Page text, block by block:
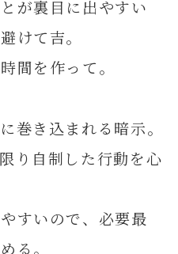
が裏目に出やすい
けて吉。
間を作って。
巻き込まれる暗示。
り自制した行動を心
すいので、必要最
る。